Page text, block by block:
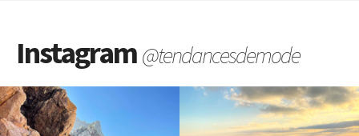
Instagram@tendancesdemode